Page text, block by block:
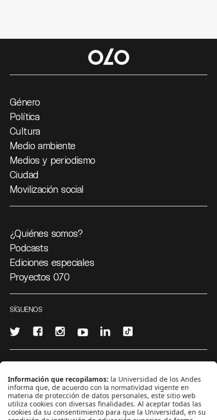
Género
Política
Cultura
Medio ambiente
Medios y periodismo
Ciudad
Movilización social
¿Quiénes somos?
Podcasts
Ediciones especiales
Proyectos 070
SÍGUENOS
CONTÁCTANOS
cerosetenta@uniandes.edu.co